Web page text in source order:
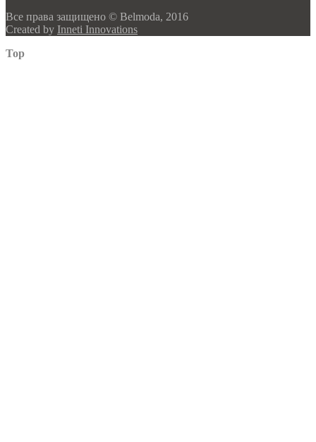
Все права защищено © Belmoda, 2016
Created by Inneti Innovations
Top